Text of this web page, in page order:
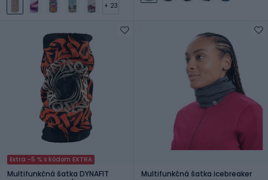
+ 23
Extra -5 % s kódom EXTRA
Multifunkčná šatka DYNAFIT
Multifunkčná šatka icebreaker